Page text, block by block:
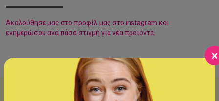
Aκολούθησε μας στο προφίλ μας στο instagram και
ενημερώσου ανά πάσα στιγμή για νέα προϊόντα.
Εγγράψου στο newsletter μας και στην επόμενη αγορά κέρδισε